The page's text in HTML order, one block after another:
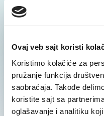
Ovaj veb sajt koristi
Koristimo kolačiće za
pružanje funkcija
saobraćaja. Takođe
koristite sajt sa
oglašavanje i analitiku